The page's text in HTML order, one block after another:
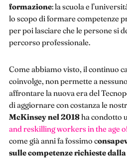
formazione: la scuola e
lo scopo di formare competenze
per poi lasciare che le persone si
percorso professionale.
Come abbiamo visto, il continuo
coinvolge, non permette a
affrontare la nuova era del
di aggiornare con costanza le
McKinsey nel 2018ha condotto
and reskilling workers in the age
come già anni fa fossimo c
sulle competenze richieste